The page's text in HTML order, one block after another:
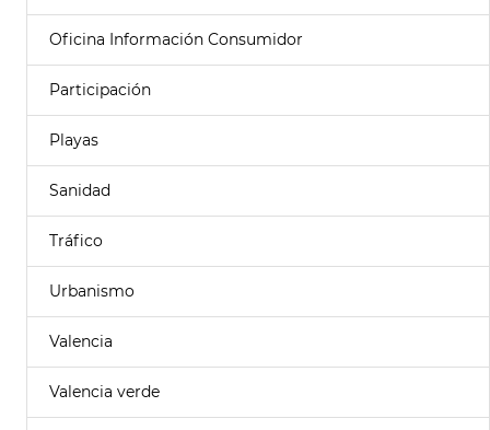
Oficina Información Consumidor
Participación
Playas
Sanidad
Tráfico
Urbanismo
Valencia
Valencia verde